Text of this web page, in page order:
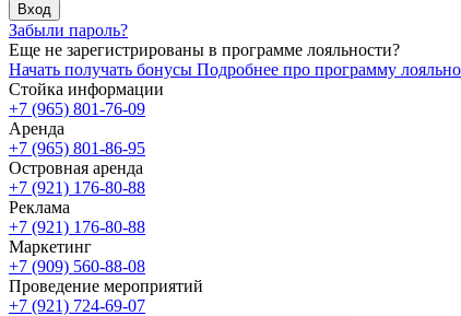
Вход
Забыли пароль?
Еще не зарегистрированы в программе лояльности?
Начать получать бонусы Подробнее про программу
Стойка информации
+7 (965) 801-76-09
Аренда
+7 (965) 801-86-95
Островная аренда
+7 (921) 176-80-88
Реклама
+7 (921) 176-80-88
Маркетинг
+7 (909) 560-88-08
Проведение мероприятий
+7 (921) 724-69-07